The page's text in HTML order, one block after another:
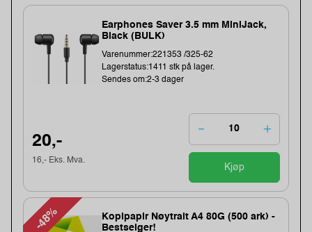
Earphones Saver 3.5 mm MiniJack,
Black (BULK)
Varenummer:221353 /325-62
Lagerstatus:1411 stk på lager.
Sendes om:2-3 dager
20,-
16,- Eks. Mva.
Kjøp
-48%
Kopipapir Nøytralt A4 80G (500 ark) -
Bestselger!